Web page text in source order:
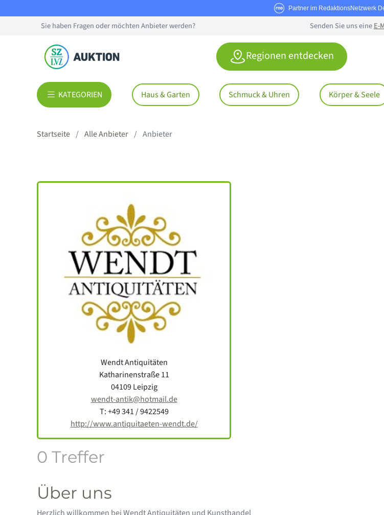
Partner im RedaktionsNetzwerk
Sie haben Fragen oder möchten Anbieter werden? Senden Sie uns eineE-
Regionen entdecken
KATEGORIEN Haus & Garten Schmuck & Uhren Körper & Seele
Startseite Alle Anbieter Anbieter
Wendt Antiquitäten
Katharinenstraße 11
04109 Leipzig
wendt-antik@hotmail.de
T: +49 341 / 9422549
http://www.antiquitaeten-wendt.de/
0 Treffer
Über uns